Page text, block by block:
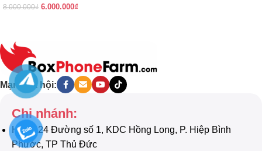
8.000.000₫ 6.000.000₫
Mạng xã hội:
Chi nhánh:
HCM: 24 Đường số 1, KDC Hồng Long, P. Hiệp Bình
Phước, TP Thủ Đức